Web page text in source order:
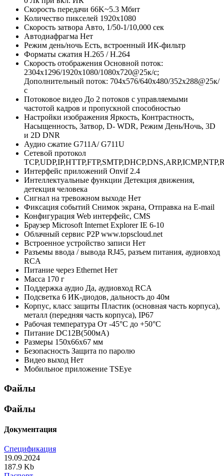
Скорость передачи 66K~5.3 Мбит
Количество пикселей 1920x1080
Скорость затвора Авто, 1/50-1/10,000 сек
Автодиафрагма Нет
Режим день/ночь Есть, встроенный ИК-фильтр
Форматы сжатия H.265 / H.264
Скорость отображения Основной поток:
2304x1296/1920х1080/1080х720@25к/с;
Дополнительный поток: 704x576/640х480/352х288@25к/
с
Потоковое видео До 2 потоков с управляемыми
частотой кадров и пропускной способностью
Настройки изображения Яркость, Контрастность,
Насыщенность, Затвор, D- WDR, Режим День/Ночь, 3D
и 2D DNR
Аудио сжатие G711A/ G711U
Сетевой протокол
Интерфейс приложений Onvif 2.4
Интеллектуальные функции Детекция движения,
детекция человека
Сигнал на тревожном выходе Нет
Фиксация событий Снимок экрана, Отправка на E-mail
Конфигурация Web интерфейс, CMS
Браузер Microsoft Internet Explorer IE 6-10
Облачный сервис P2P www.topscloud.net
Встроенное устройство записи Нет
Разъемы ввода / вывода RJ45, разъем питания, аудиовход
RCA
Питание через Ethernet Нет
Масса 170 г
Поддержка аудио Да, аудиовход RCA
Подсветка 6 ИК-диодов, дальность до 40м
Корпус, класс защиты Пластик (основная часть корпуса),
металл (передняя часть корпуса), IP67
Рабочая температура От -45°С до +50°С
Питание DC12В(500мА)
Размеры 150х66x67 мм
Безопасность Защита по паролю
Видео выход Нет
Мобильное приложение TSEye
Файлы
Файлы
Документация
Спецификация
19.09.2024
187.9 Kb